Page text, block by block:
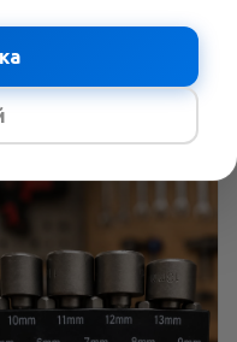
3689 грн. /шт